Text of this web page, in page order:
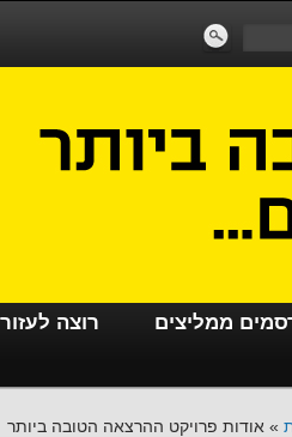
ממליצים רוצה
» אודות פרויקט ההרצאה הטובה ביותר